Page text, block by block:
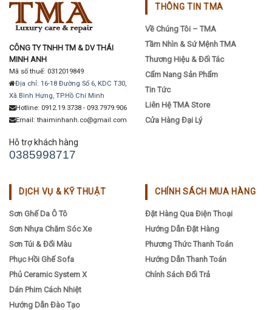
CÔNG TY TNHH TM & DV THÁI
MINH ANH
Mã số thuế: 0312019849
Địa chỉ: 16-18 Đường Số 6, KDC T30,
Xã Bình Hưng, TP.Hồ Chí Minh
Hotline: 0912.19.3738 - 093.7979.906
Email: thaiminhanh.co@gmail.com
Hỗ trợ khách hàng
0385998717
THÔNG TIN TMA
Về Chúng Tôi – TMA
Tầm Nhìn & Sứ Mệnh TMA
Thương Hiệu & Đối Tác
Cẩm Nang Sản Phẩm
Tin Tức
Liên Hệ TMA Store
Cửa Hàng Đại Lý
DỊCH VỤ & KỸ THUẬT
Sơn Ghế Da Ô Tô
Sơn Nhựa Chăm Sóc Xe
Sơn Túi & Đổi Màu
Phục Hồi Ghế Sofa
Phủ Ceramic System X
Dán Phim Cách Nhiệt
Hướng Dẫn Đào Tạo
CHÍNH SÁCH MUA HÀNG
Đặt Hàng Qua Điện Thoại
Hướng Dẫn Đặt Hàng
Phương Thức Thanh Toán
Hướng Dẫn Thanh Toán
Chính Sách Đổi Trả